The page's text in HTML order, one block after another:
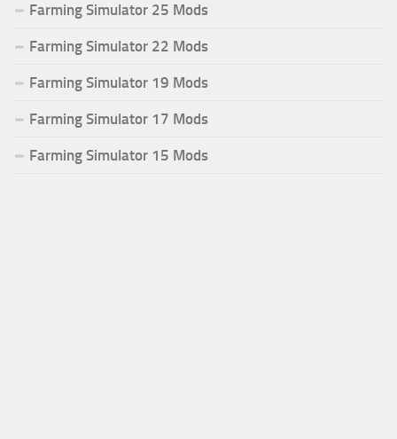
Farming Simulator 25 Mods
Farming Simulator 22 Mods
Farming Simulator 19 Mods
Farming Simulator 17 Mods
Farming Simulator 15 Mods